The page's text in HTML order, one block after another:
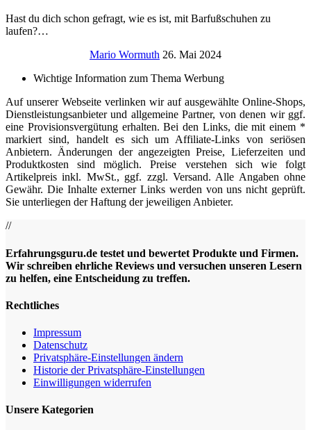
Hast du dich schon gefragt, wie es ist, mit Barfußschuhen zu
laufen?…
Mario Wormuth 26. Mai 2024
Wichtige Information zum Thema Werbung
Auf unserer Webseite verlinken wir auf ausgewählte Online-Shops,
Dienstleistungsanbieter und allgemeine Partner, von denen wir ggf.
eine Provisionsvergütung erhalten. Bei den Links, die mit einem *
markiert sind, handelt es sich um Affiliate-Links von seriösen
Anbietern. Änderungen der angezeigten Preise, Lieferzeiten und
Produktkosten sind möglich. Preise verstehen sich wie folgt
Artikelpreis inkl. MwSt., ggf. zzgl. Versand. Alle Angaben ohne
Gewähr. Die Inhalte externer Links werden von uns nicht geprüft.
Sie unterliegen der Haftung der jeweiligen Anbieter.
//
Erfahrungsguru.de testet und bewertet Produkte und Firmen.
Wir schreiben ehrliche Reviews und versuchen unseren Lesern
zu helfen, eine Entscheidung zu treffen.
Rechtliches
Impressum
Datenschutz
Privatsphäre-Einstellungen ändern
Historie der Privatsphäre-Einstellungen
Einwilligungen widerrufen
Unsere Kategorien